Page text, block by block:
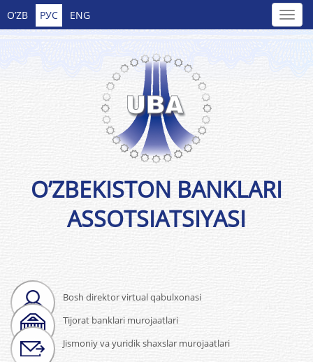
O’ZB РУС ENG
Bosh direktor virtual qabulxonasi
Tijorat banklari murojaatlari
Jismoniy va yuridik shaxslar murojaatlari
O’ZBEKISTON BANKLARI
ASSOTSIATSIYASI